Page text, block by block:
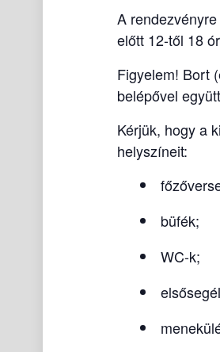
A
előtt 12-től 18
Figyelem! Bort
belépővel
Kérjük, hogy a
helyszíneit:
büfék;
WC-k;